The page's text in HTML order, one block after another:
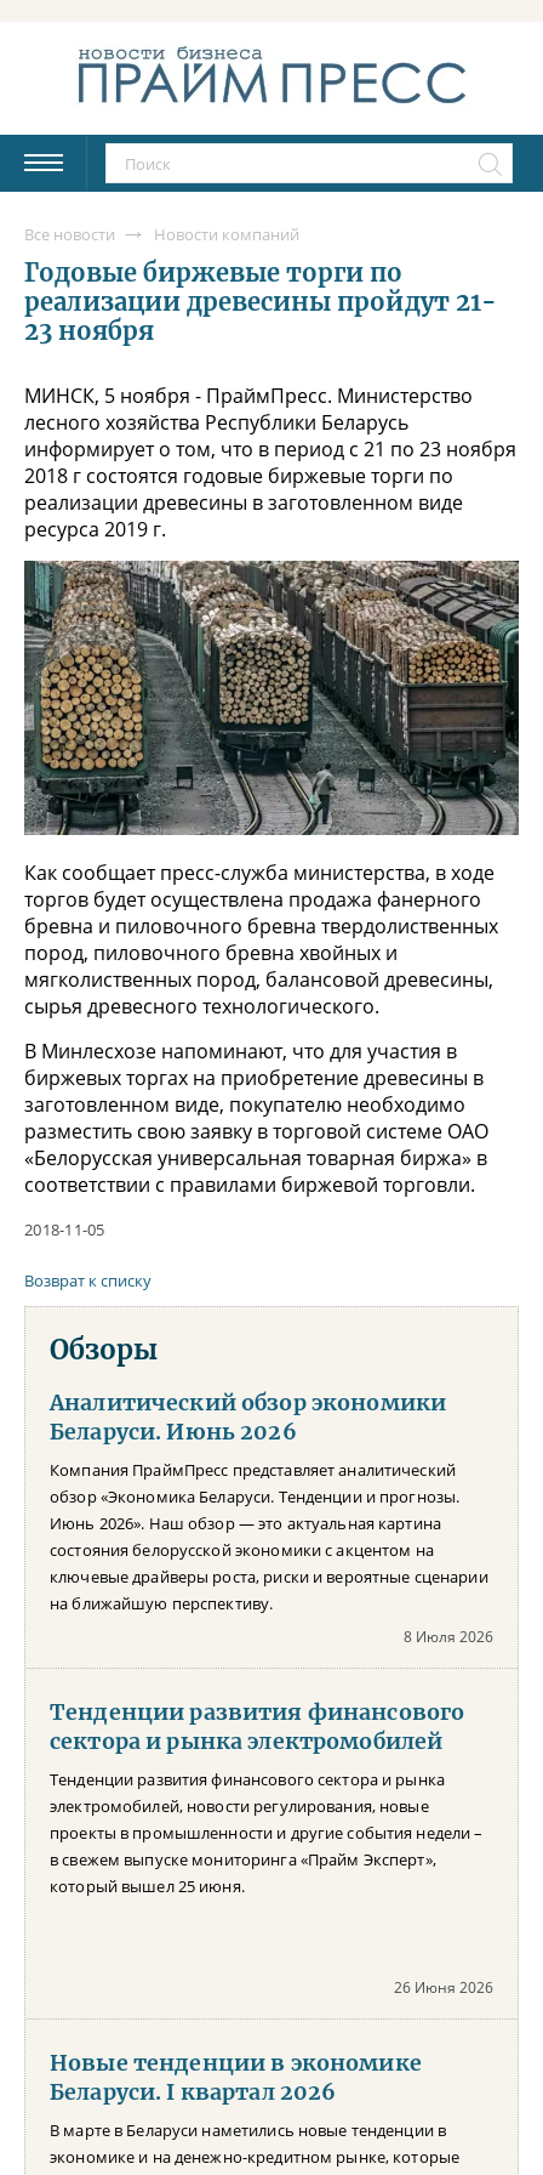
Все новости Новости компаний
Годовые биржевые торги по
реализации древесины пройдут 21-
23 ноября
МИНСК, 5 ноября - ПраймПресс. Министерство
лесного хозяйства Республики Беларусь
информирует о том, что в период с 21 по 23 ноября
2018 г состоятся годовые биржевые торги по
реализации древесины в заготовленном виде
ресурса 2019 г.
Как сообщает пресс-служба министерства, в ходе
торгов будет осуществлена продажа фанерного
бревна и пиловочного бревна твердолиственных
пород, пиловочного бревна хвойных и
мягколиственных пород, балансовой древесины,
сырья древесного технологического.
В Минлесхозе напоминают, что для участия в
биржевых торгах на приобретение древесины в
заготовленном виде, покупателю необходимо
разместить свою заявку в торговой системе ОАО
«Белорусская универсальная товарная биржа» в
соответствии с правилами биржевой торговли.
2018-11-05
Возврат к списку
Обзоры
Аналитический обзор экономики
Беларуси. Июнь 2026
Компания ПраймПресс представляет аналитический
обзор «Экономика Беларуси. Тенденции и прогнозы.
Июнь 2026». Наш обзор — это актуальная картина
состояния белорусской экономики с акцентом на
ключевые драйверы роста, риски и вероятные сценарии
на ближайшую перспективу.
8 Июля 2026
Тенденции развития финансового
сектора и рынка электромобилей
Тенденции развития финансового сектора и рынка
электромобилей, новости регулирования, новые
проекты в промышленности и другие события недели –
в свежем выпуске мониторинга «Прайм Эксперт»,
который вышел 25 июня.
26 Июня 2026
Новые тенденции в экономике
Беларуси. I квартал 2026
В марте в Беларуси наметились новые тенденции в
экономике и на денежно-кредитном рынке, которые